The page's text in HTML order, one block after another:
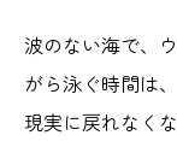
波のない海で、
がら泳ぐ時間は
現実に戻れなく